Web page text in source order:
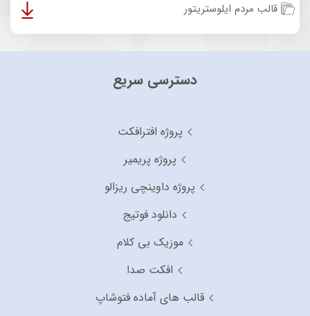
قالب مردم ایلوستریتور
دسترسی سریع
پروژه افترافکت
پروژه پریمیر
پروژه داوینچی ریزالو
دانلود فوتیج
موزیک بی کلام
افکت صدا
قالب های آماده فتوشاپ